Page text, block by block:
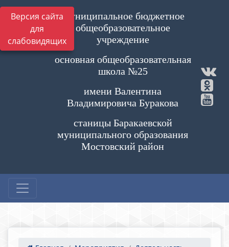
Версия сайта
для
слабовидящих
Муниципальное бюджетное
общеобразовательное
учреждение
основная общеобразовательная
школа №25
имени Валентина
Владимировича Буракова
станицы Баракаевской
муниципального образования
Мостовский район